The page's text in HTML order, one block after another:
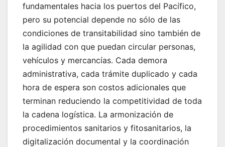
fundamentales hacia los puertos del Pacífico,
pero su potencial depende no sólo de las
condiciones de transitabilidad sino también de
la agilidad con que puedan circular personas,
vehículos y mercancías. Cada demora
administrativa, cada trámite duplicado y cada
hora de espera son costos adicionales que
terminan reduciendo la competitividad de toda
la cadena logística. La armonización de
procedimientos sanitarios y fitosanitarios, la
digitalización documental y la coordinación